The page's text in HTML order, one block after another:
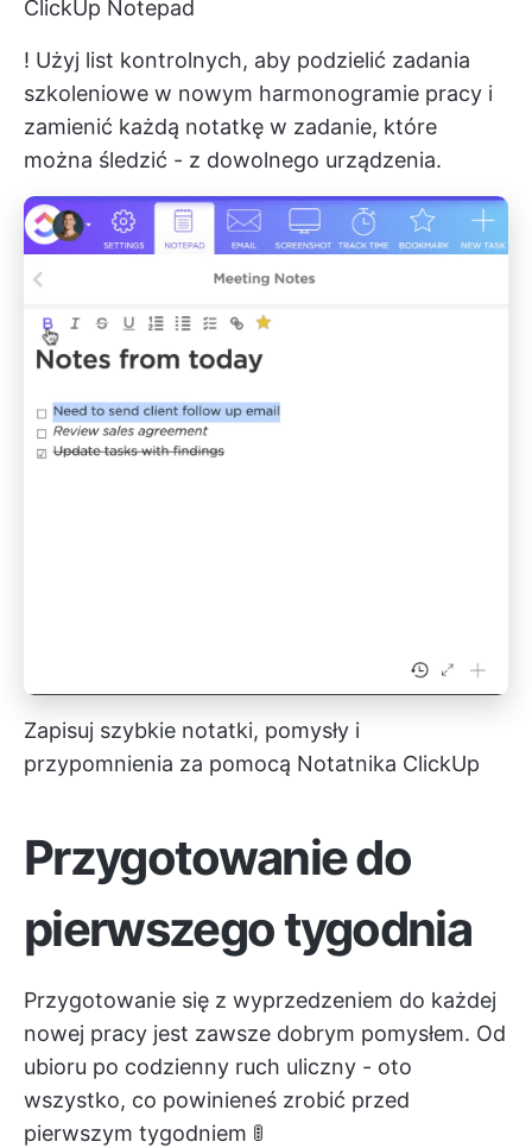
ClickUp Notepad
! Użyj list kontrolnych, aby podzielić zadania
szkoleniowe w nowym harmonogramie pracy i
zamienić każdą notatkę w zadanie, które
można śledzić - z dowolnego urządzenia.
Zapisuj szybkie notatki, pomysły i
przypomnienia za pomocą Notatnika ClickUp
Przygotowanie do
pierwszego tygodnia
Przygotowanie się z wyprzedzeniem do każdej
nowej pracy jest zawsze dobrym pomysłem. Od
ubioru po codzienny ruch uliczny - oto
wszystko, co powinieneś zrobić przed
pierwszym tygodniem 🚦